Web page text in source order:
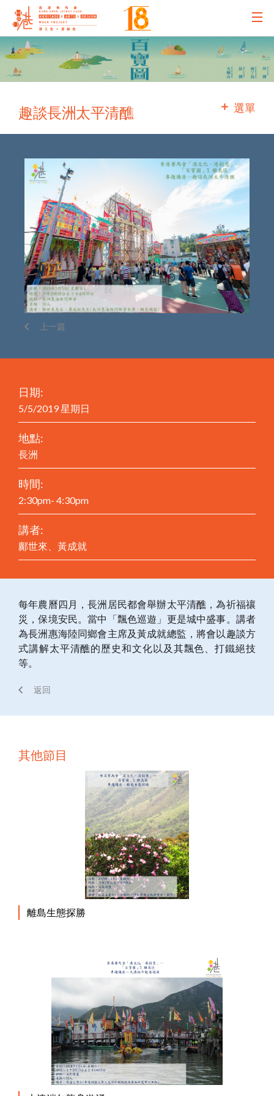
主辦機構
主要贊助
選單
趣談長洲太平清醮
上一篇
日期:
5/5/2019 星期日
地點:
長洲
時間:
2:30pm- 4:30pm
講者:
鄺世來、黃成就
每年農曆四月，長洲居民都會舉辦太平清醮，為祈福禳
災，保境安民。當中「飄色巡遊」更是城中盛事。講者
為長洲惠海陸同鄉會主席及黃成就總監，將會以趣談方
式講解太平清醮的歷史和文化以及其飄色、打鐵絕技
等。
返回
其他節目
離島生態探勝